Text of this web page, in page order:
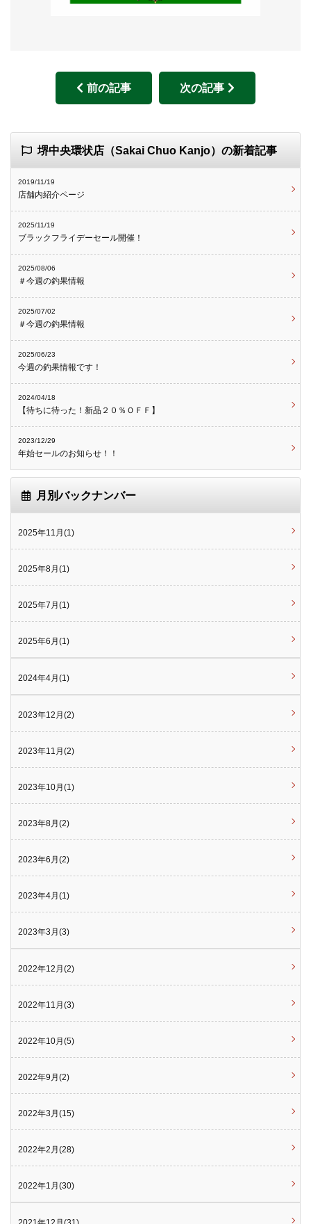
前の記事 次の記事
堺中央環状店（Sakai Chuo Kanjo）の新着記事
2019/11/19
店舗内紹介ページ
2025/11/19
ブラックフライデーセール開催！
2025/08/06
＃今週の釣果情報
2025/07/02
＃今週の釣果情報
2025/06/23
今週の釣果情報です！
2024/04/18
【待ちに待った！新品２０％ＯＦＦ】
2023/12/29
年始セールのお知らせ！！
月別バックナンバー
2025年11月(1)
2025年8月(1)
2025年7月(1)
2025年6月(1)
2024年4月(1)
2023年12月(2)
2023年11月(2)
2023年10月(1)
2023年8月(2)
2023年6月(2)
2023年4月(1)
2023年3月(3)
2022年12月(2)
2022年11月(3)
2022年10月(5)
2022年9月(2)
2022年3月(15)
2022年2月(28)
2022年1月(30)